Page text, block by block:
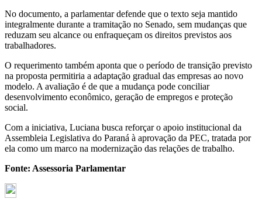
No documento, a parlamentar defende que o texto seja mantido
integralmente durante a tramitação no Senado, sem mudanças que
reduzam seu alcance ou enfraqueçam os direitos previstos aos
trabalhadores.
O requerimento também aponta que o período de transição previsto
na proposta permitiria a adaptação gradual das empresas ao novo
modelo. A avaliação é de que a mudança pode conciliar
desenvolvimento econômico, geração de empregos e proteção
social.
Com a iniciativa, Luciana busca reforçar o apoio institucional da
Assembleia Legislativa do Paraná à aprovação da PEC, tratada por
ela como um marco na modernização das relações de trabalho.
Fonte: Assessoria Parlamentar